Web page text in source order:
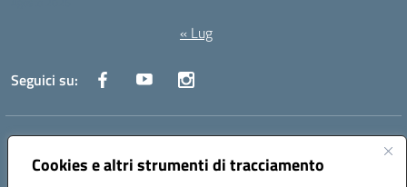
Cookies e altri strumenti di tracciamento
« Lug
Seguici su:
Indirizzo:Via Canale 1, Ancona
Centralino:071 204723 Email:anpc010006@istruzione.it